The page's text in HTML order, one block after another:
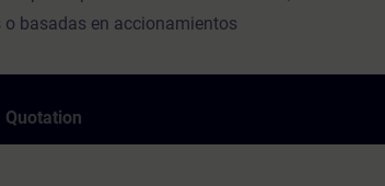
o basadas en accionamientos
Quotation